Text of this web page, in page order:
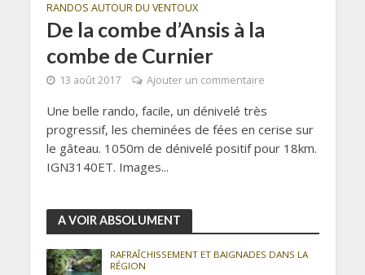
RANDOS AUTOUR DU VENTOUX
De la combe d’Ansis à la
combe de Curnier
13 août 2017 Ajouter un commentaire
Une belle rando, facile, un dénivelé très
progressif, les cheminées de fées en cerise sur
le gâteau. 1050m de dénivelé positif pour 18km.
IGN3140ET. Images...
A VOIR ABSOLUMENT
RAFRAÎCHISSEMENT ET BAIGNADES DANS LA
RÉGION